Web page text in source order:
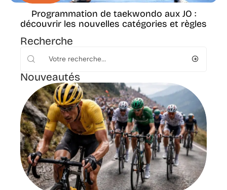
Programmation de taekwondo aux JO :
découvrir les nouvelles catégories et règles
Recherche
Nouveautés